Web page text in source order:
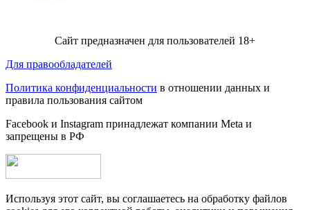
Сайт предназначен для пользователей 18+
Для правообладателей
Политика конфиденциальности в отношении данных и
правила пользования сайтом
Facebook и Instagram принадлежат компании Metа и
запрещены в РФ
Используя этот сайт, вы соглашаетесь на обработку файлов